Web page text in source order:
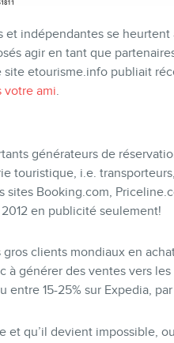
et indépendantes se heurtent
agir en tant que
site etourisme.info publiait
votre ami.
générateurs de
touristique, i.e.
Booking.com,
en publicité seulement!
clients mondiaux en
générer des ventes vers les
entre 15-25% sur Expedia,
et qu’il devient impossible,